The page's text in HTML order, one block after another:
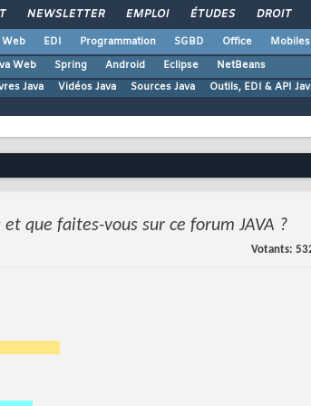
NEWSLETTER EMPLOI ÉTUDES DROIT
Web EDI Programmation SGBD Office
Mobiles
Web Spring Android Eclipse
NetBeans
Java Vidéos Java Sources Java Outils, EDI & API
et que faites-vous sur ce forum JAVA ?
Votants